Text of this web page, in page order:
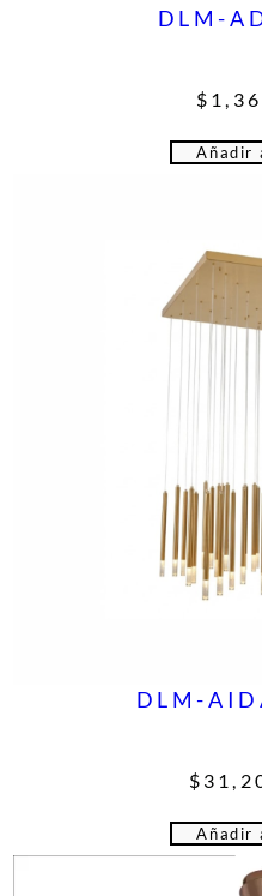
DLM-
$
Añadir
DLM-
$
Añadir